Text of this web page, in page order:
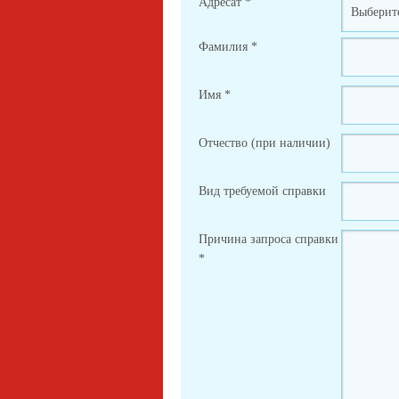
Фамилия *
Имя *
Отчество (при наличии)
Вид требуемой справки
Причина запроса справки
*